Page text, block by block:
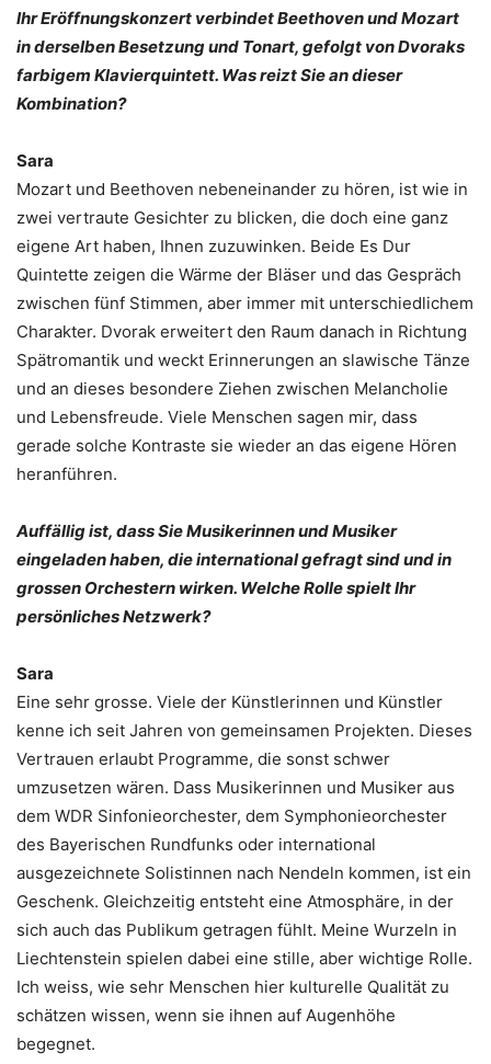
Ihr Eröffnungskonzert verbindet Beethoven und Mozart
in derselben Besetzung und Tonart, gefolgt von Dvoraks
farbigem Klavierquintett. Was reizt Sie an dieser
Kombination?
Sara
Mozart und Beethoven nebeneinander zu hören, ist wie in
zwei vertraute Gesichter zu blicken, die doch eine ganz
eigene Art haben, Ihnen zuzuwinken. Beide Es Dur
Quintette zeigen die Wärme der Bläser und das Gespräch
zwischen fünf Stimmen, aber immer mit unterschiedlichem
Charakter. Dvorak erweitert den Raum danach in Richtung
Spätromantik und weckt Erinnerungen an slawische Tänze
und an dieses besondere Ziehen zwischen Melancholie
und Lebensfreude. Viele Menschen sagen mir, dass
gerade solche Kontraste sie wieder an das eigene Hören
heranführen.
Auffällig ist, dass Sie Musikerinnen und Musiker
eingeladen haben, die international gefragt sind und in
grossen Orchestern wirken. Welche Rolle spielt Ihr
persönliches Netzwerk?
Sara
Eine sehr grosse. Viele der Künstlerinnen und Künstler
kenne ich seit Jahren von gemeinsamen Projekten. Dieses
Vertrauen erlaubt Programme, die sonst schwer
umzusetzen wären. Dass Musikerinnen und Musiker aus
dem WDR Sinfonieorchester, dem Symphonieorchester
des Bayerischen Rundfunks oder international
ausgezeichnete Solistinnen nach Nendeln kommen, ist ein
Geschenk. Gleichzeitig entsteht eine Atmosphäre, in der
sich auch das Publikum getragen fühlt. Meine Wurzeln in
Liechtenstein spielen dabei eine stille, aber wichtige Rolle.
Ich weiss, wie sehr Menschen hier kulturelle Qualität zu
schätzen wissen, wenn sie ihnen auf Augenhöhe
begegnet.